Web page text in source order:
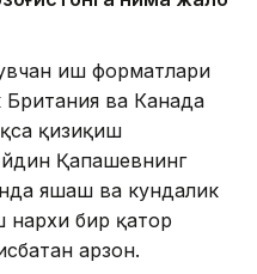
иш форматлари
ва Канада
қизиқиш
Қапашевнинг
яшаш ва кундалик
нархи бир қатор
арзон.